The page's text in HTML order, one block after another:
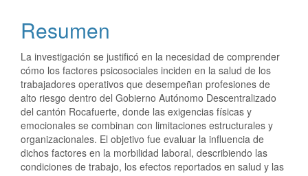
Resumen
La investigación se justificó en la necesidad de comprender
cómo los factores psicosociales inciden en la salud de los
trabajadores operativos que desempeñan profesiones de
alto riesgo dentro del Gobierno Autónomo Descentralizado
del cantón Rocafuerte, donde las exigencias físicas y
emocionales se combinan con limitaciones estructurales y
organizacionales. El objetivo fue evaluar la influencia de
dichos factores en la morbilidad laboral, describiendo las
condiciones de trabajo, los efectos reportados en salud y las